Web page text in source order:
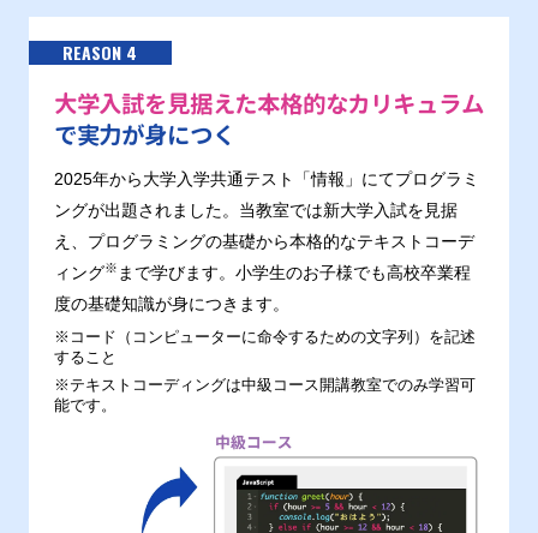
REASON 4
大学入試を見据えた本格的なカリキュラム
で実力が身につく
2025年から大学入学共通テスト「情報」にてプログラミ
ングが出題されました。当教室では新大学入試を見据
え、プログラミングの基礎から本格的なテキストコーデ
ィング※ まで学びます。小学生のお子様でも高校卒業程
度の基礎知識が身につきます。
※コード（コンピューターに命令するための文字列）を記述
すること
※テキストコーディングは中級コース開講教室でのみ学習可
能です。